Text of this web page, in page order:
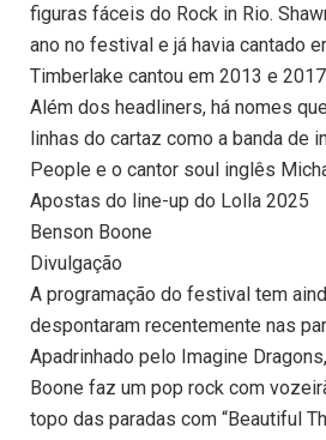
figuras fáceis do Rock in Rio.
ano no festival e já havia cantado
Timberlake cantou em 2013 e
Além dos headliners, há nomes
linhas do cartaz como a banda de
People e o cantor soul inglês
Apostas do line-up do Lolla 2025
Benson Boone
Divulgação
A programação do festival tem
despontaram recentemente nas
Apadrinhado pelo Imagine
Boone faz um pop rock com
topo das paradas com “Beautiful